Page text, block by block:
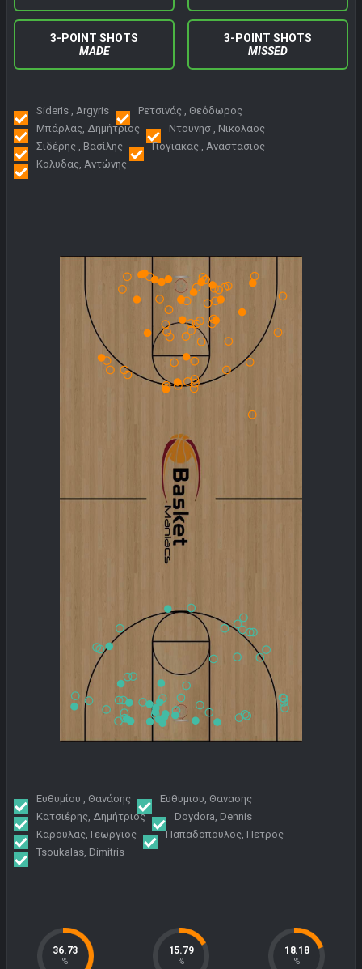
3-POINT SHOTS
MADE
3-POINT SHOTS
MISSED
Sideris , Argyris
Ρετσινάς , Θεόδωρος
Μπάρλας, Δημήτριος
Ντουνησ , Νικολαος
Σιδέρης , Βασίλης
Γιογιακας , Αναστασιος
Κολυδας, Αντώνης
Ευθυμίου , Θανάσης
Ευθυμιου, Θανασης
Κατσιέρης, Δημήτριος
Doydora, Dennis
Καρουλας, Γεωργιος
Παπαδοπουλος, Πετρος
Tsoukalas, Dimitris
36.73
%
15.79
%
18.18
%